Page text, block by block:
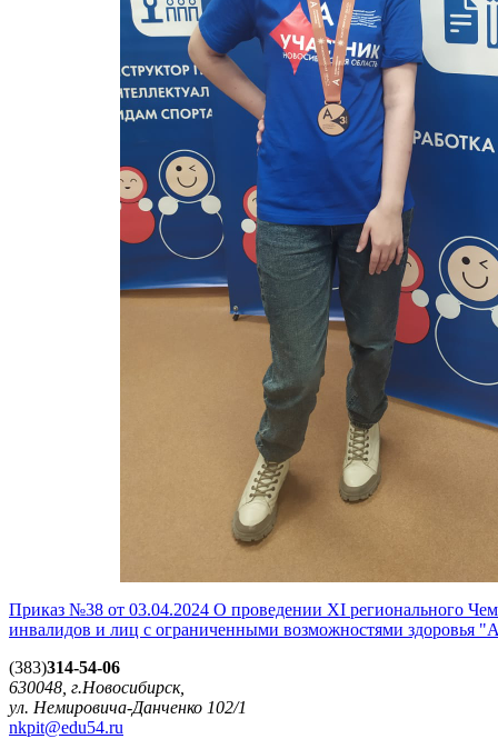
Приказ №38 от 03.04.2024 О проведении XI регионального
инвалидов и лиц с ограниченными возможностями здоровья
(383)314-54-06
630048, г.Новосибирск,
ул. Немировича-Данченко 102/1
nkpit@edu54.ru